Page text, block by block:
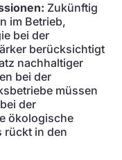
Zukünftig
im Betrieb,
bei der
berücksichtigt
nachhaltiger
bei der
müssen
der
ökologische
rückt in den